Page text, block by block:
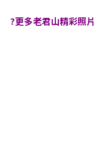
?更多老君山精彩照片